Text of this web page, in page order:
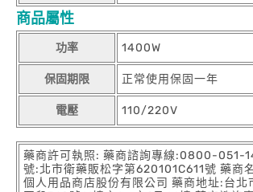
商品屬性
功率 1400W
保固期限 正常使用保固一年
電壓 110/220V
藥商許可執照: 藥商諮詢專線:0800-051-
號:北市衛藥販松字第620101C611號 藥商
個人用品商店股份有限公司 藥商地址:台北